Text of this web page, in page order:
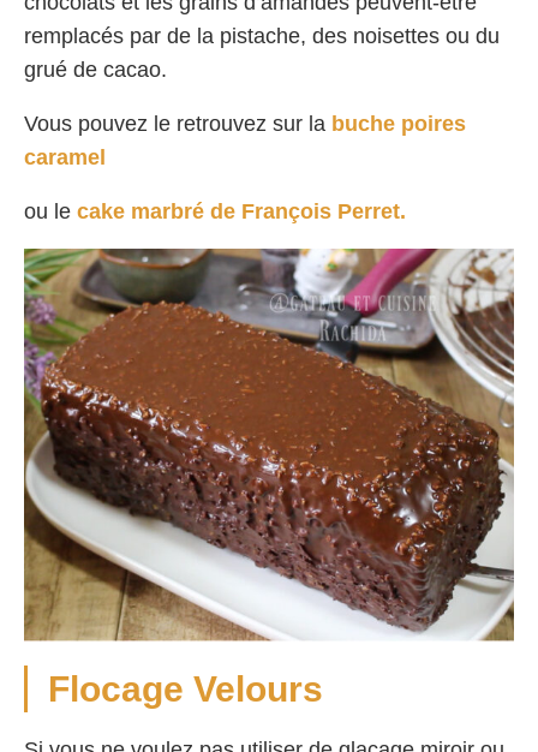
remplacés par de la pistache, des noisettes ou du
grué de cacao.
Vous pouvez le retrouvez sur la buche poires
caramel
ou le cake marbré de François Perret.
Flocage Velours